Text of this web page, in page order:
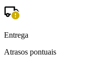
Entrega
Atrasos pontuais